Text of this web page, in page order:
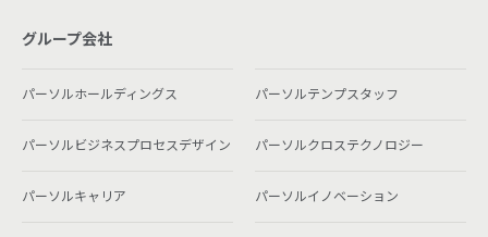
グループ会社
パーソルホールディングス パーソルテンプスタッフ
パーソルビジネスプロセスデザイン パーソルクロステクノロジー
パーソルキャリア パーソルイノベーション